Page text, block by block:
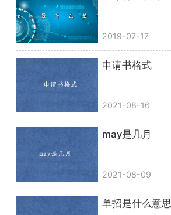
2019-07-17
申请书格式
2021-08-16
may是几月
2021-08-09
单招是什么意思